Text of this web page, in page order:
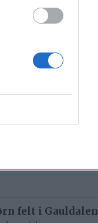
opptak fra
spett og tau
felt i Gauldalen